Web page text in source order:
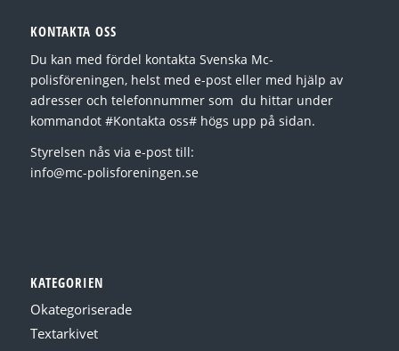
KONTAKTA OSS
Du kan med fördel kontakta Svenska Mc-
polisföreningen, helst med e-post eller med hjälp av
adresser och telefonnummer som du hittar under
kommandot #Kontakta oss# högs upp på sidan.
Styrelsen nås via e-post till:
info@mc-polisforeningen.se
KATEGORIEN
Okategoriserade
Textarkivet